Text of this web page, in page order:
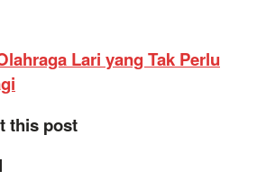
Lari yang Tak Perlu
this post